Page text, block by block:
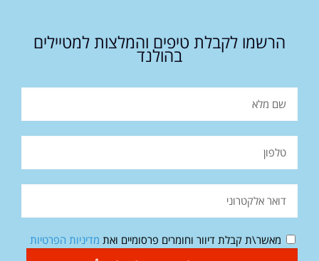
הרשמו לקבלת טיפים והמלצות למטיילים
בהולנד
מאשר\ת קבלת דיוור וחומרים פרסומיים ואת מדיניות הפרטיות